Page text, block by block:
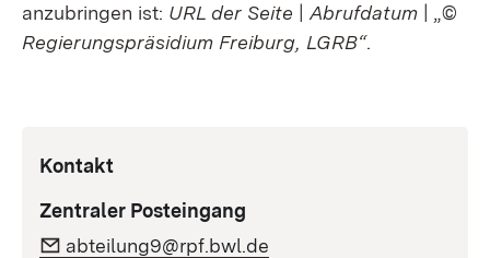
Kontakt
Zentraler Posteingang
abteilung9@rpf.bwl.de
anzubringen ist: URL der Seite Abrufdatum | „©
Regierungspräsidium Freiburg, LGRB“.